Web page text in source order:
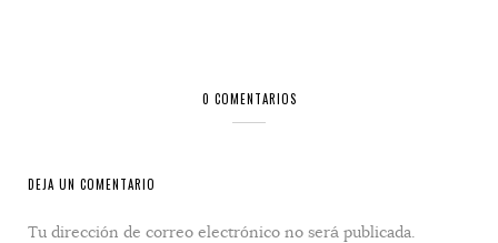
0 COMENTARIOS
DEJA UN COMENTARIO
Tu dirección de correo electrónico no será publicada.